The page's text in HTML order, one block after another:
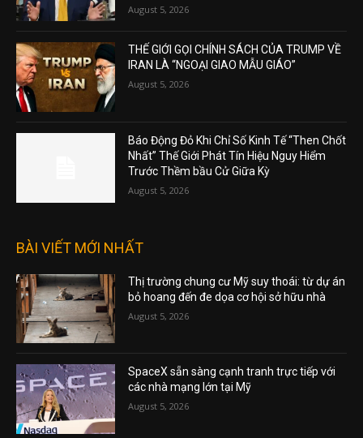
August 5, 2026
THẾ GIỚI GỌI CHÍNH SÁCH CỦA TRUMP VỀ
IRAN LÀ “NGOẠI GIAO MẪU GIÁO”
August 5, 2026
Báo Động Đỏ Khi Chỉ Số Kinh Tế “Then Chốt
Nhất” Thế Giới Phát Tín Hiệu Nguy Hiểm
Trước Thềm bầu Cử Giữa Kỳ
August 5, 2026
BÀI VIẾT MỚI NHẤT
Thị trường chung cư Mỹ suy thoái: từ dự án
bỏ hoang đến đe dọa cơ hội sở hữu nhà
August 5, 2026
SpaceX sẵn sàng cạnh tranh trực tiếp với
các nhà mạng lớn tại Mỹ
August 5, 2026